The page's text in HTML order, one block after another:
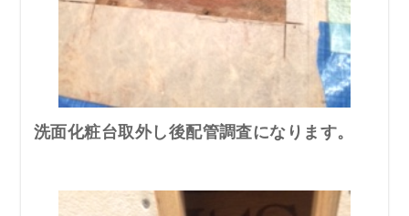
洗面化粧台取外し後配管調査になります。